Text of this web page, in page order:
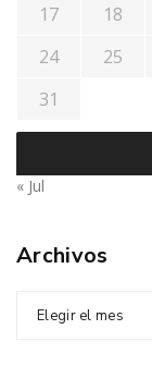
17 18
24
25
31
« Jul
Archivos
Elegir el mes